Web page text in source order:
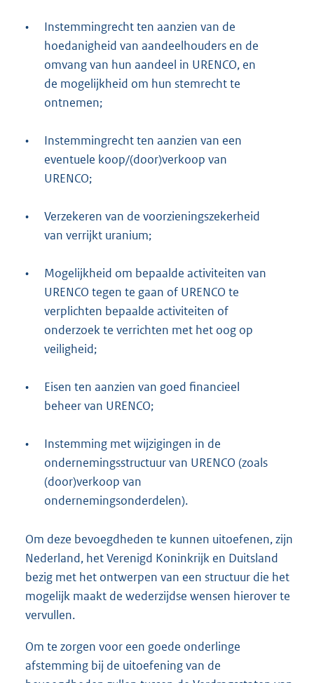
•
Instemmingrecht ten aanzien van de
hoedanigheid van aandeelhouders en de
omvang van hun aandeel in URENCO, en
de mogelijkheid om hun stemrecht te
ontnemen;
•
Instemmingrecht ten aanzien van een
eventuele koop/(door)verkoop van
URENCO;
•
Verzekeren van de voorzieningszekerheid
van verrijkt uranium;
•
Mogelijkheid om bepaalde activiteiten van
URENCO tegen te gaan of URENCO te
verplichten bepaalde activiteiten of
onderzoek te verrichten met het oog op
veiligheid;
•
Eisen ten aanzien van goed financieel
beheer van URENCO;
•
Instemming met wijzigingen in de
ondernemingsstructuur van URENCO (zoals
(door)verkoop van
ondernemingsonderdelen).
Om deze bevoegdheden te kunnen uitoefenen, zijn
Nederland, het Verenigd Koninkrijk en Duitsland
bezig met het ontwerpen van een structuur die het
mogelijk maakt de wederzijdse wensen hierover te
vervullen.
Om te zorgen voor een goede onderlinge
afstemming bij de uitoefening van de